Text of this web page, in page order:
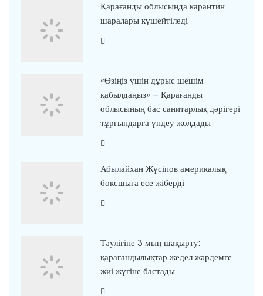
Қарағанды облысында карантин
шаралары күшейтіледі
«Өзіңіз үшін дұрыс шешім
қабылдаңыз» – Қарағанды
облысының бас санитарлық дәрігері
тұрғындарға үндеу жолдады
Абылайхан Жүсіпов америкалық
боксшыға есе жіберді
Тәулігіне 3 мың шақырту:
қарағандылықтар жедел жәрдемге
жиі жүгіне бастады